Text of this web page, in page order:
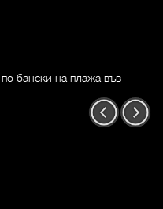
бански на плажа във